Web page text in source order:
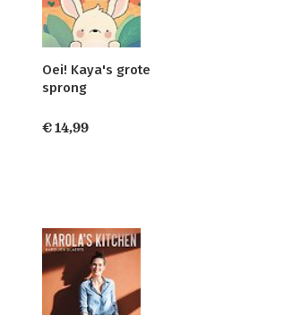
Oei! Kaya's grote
sprong
€ 14,99